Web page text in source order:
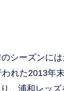
シーズンに
れた2013年
、浦和レッ